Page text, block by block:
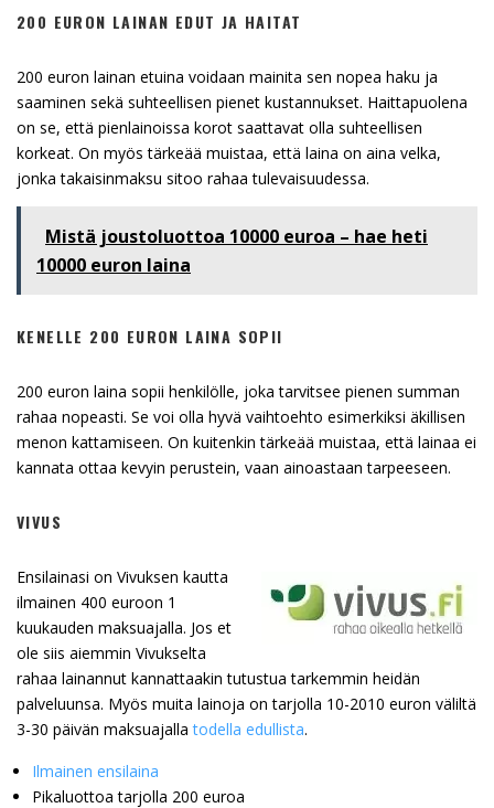
200 EURON LAINAN EDUT JA HAITAT
200 euron lainan etuina voidaan mainita sen nopea haku ja
saaminen sekä suhteellisen pienet kustannukset. Haittapuolena
on se, että pienlainoissa korot saattavat olla suhteellisen
korkeat. On myös tärkeää muistaa, että laina on aina velka,
jonka takaisinmaksu sitoo rahaa tulevaisuudessa.
Mistä joustoluottoa 10000 euroa – hae heti
10000 euron laina
KENELLE 200 EURON LAINA SOPII
200 euron laina sopii henkilölle, joka tarvitsee pienen summan
rahaa nopeasti. Se voi olla hyvä vaihtoehto esimerkiksi äkillisen
menon kattamiseen. On kuitenkin tärkeää muistaa, että lainaa ei
kannata ottaa kevyin perustein, vaan ainoastaan tarpeeseen.
VIVUS
Ensilainasi on Vivuksen kautta
ilmainen 400 euroon 1
kuukauden maksuajalla. Jos et
ole siis aiemmin Vivukselta
rahaa lainannut kannattaakin tutustua tarkemmin heidän
palveluunsa. Myös muita lainoja on tarjolla 10-2010 euron väliltä
3-30 päivän maksuajallatodella edullista.
Ilmainen ensilaina
Pikaluottoa tarjolla 200 euroa